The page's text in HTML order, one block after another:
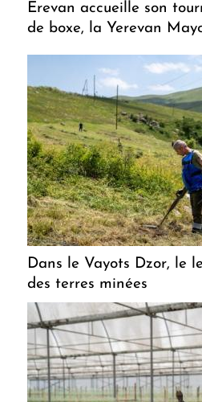
Erevan accueille son
de boxe, la Yerevan
Dans le Vayots Dzor, le
des terres minées